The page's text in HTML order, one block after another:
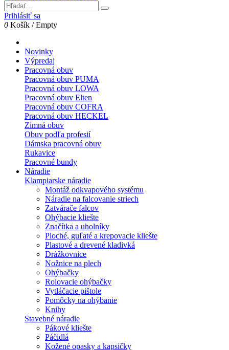
Prihlásiť sa
0 Košík /Empty
Novinky
Výpredaj
Pracovná obuv
Pracovná obuv PUMA
Pracovná obuv LOWA
Pracovná obuv Elten
Pracovná obuv COFRA
Pracovná obuv HECKEL
Zimná obuv
Obuv podľa profesií
Dámska pracovná obuv
Rukavice
Pracovné bundy
Náradie
Klampiarske náradie
Montáž odkvapového systému
Náradie na falcovanie striech
Zatvárače falcov
Ohýbacie kliešte
Značítka a uholníky
Ploché, guľaté a krepovacie kliešte
Plastové a drevené kladivká
Drážkovnice
Nožnice na plech
Ohýbačky
Rolovacie ohýbačky
Vytláčacie pištole
Pomôcky na ohýbanie
Knihy
Stavebné náradie
Pákové kliešte
Páčidlá
Kožené opasky a kapsičky